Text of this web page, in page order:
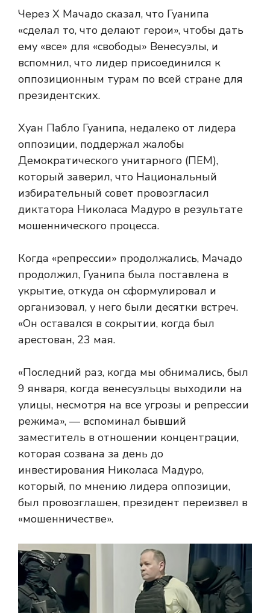
Через X Мачадо сказал, что Гуанипа
«сделал то, что делают герои», чтобы дать
ему «все» для «свободы» Венесуэлы, и
вспомнил, что лидер присоединился к
оппозиционным турам по всей стране для
президентских.
Хуан Пабло Гуанипа, недалеко от лидера
оппозиции, поддержал жалобы
Демократического унитарного (ПЕМ),
который заверил, что Национальный
избирательный совет провозгласил
диктатора Николаса Мадуро в результате
мошеннического процесса.
Когда «репрессии» продолжались, Мачадо
продолжил, Гуанипа была поставлена в
укрытие, откуда он сформулировал и
организовал, у него были десятки встреч.
«Он оставался в сокрытии, когда был
арестован, 23 мая.
«Последний раз, когда мы обнимались, был
9 января, когда венесуэльцы выходили на
улицы, несмотря на все угрозы и репрессии
режима», — вспоминал бывший
заместитель в отношении концентрации,
которая созвана за день до
инвестирования Николаса Мадуро,
который, по мнению лидера оппозиции,
был провозглашен, президент переизвел в
«мошенничестве».